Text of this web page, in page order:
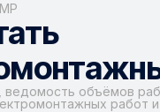
ведомость объёмов
работ